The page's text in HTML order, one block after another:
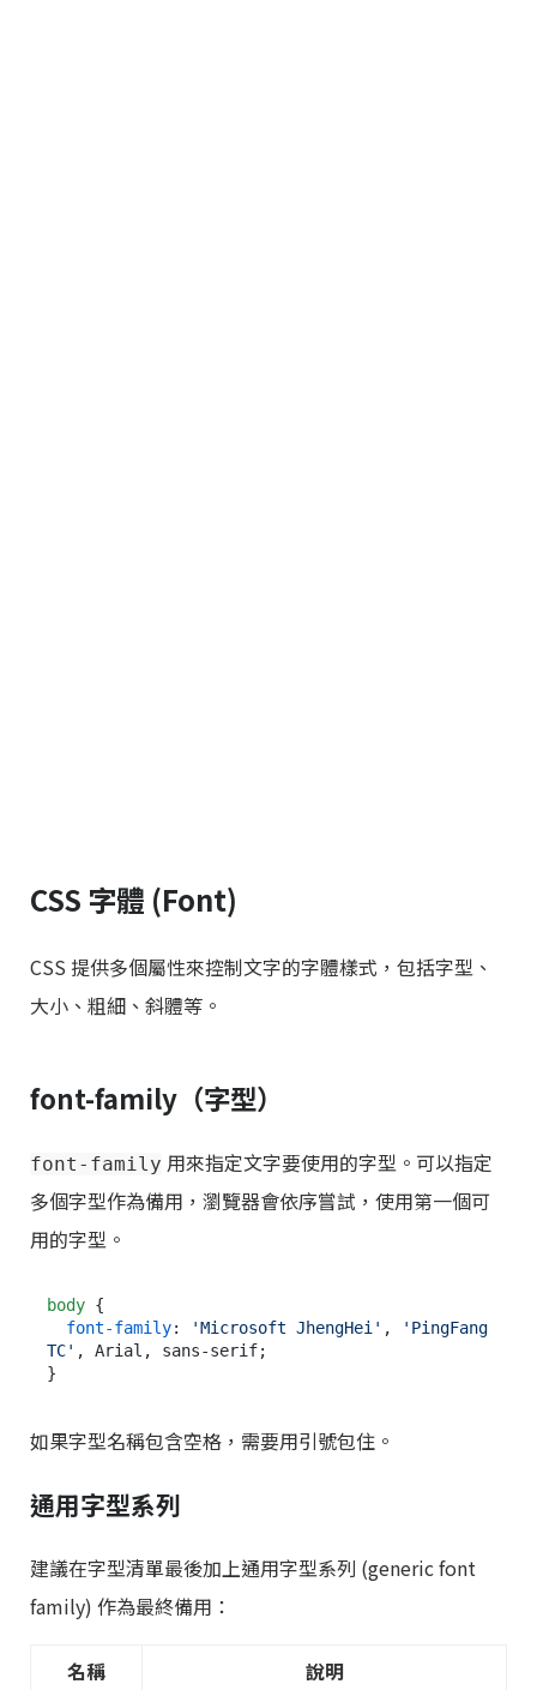
CSS 字體 (Font)
CSS 提供多個屬性來控制文字的字體樣式，包括字型、
大小、粗細、斜體等。
font-family（字型）
font-family 用來指定文字要使用的字型。可以指定
多個字型作為備用，瀏覽器會依序嘗試，使用第一個可
用的字型。
body {
font-family: 'Microsoft JhengHei' ,
'PingFang
TC' , Arial, sans-serif;
如果字型名稱包含空格，需要用引號包住。
通用字型系列
建議在字型清單最後加上通用字型系列 (generic font
family) 作為最終備用：
名稱 說明